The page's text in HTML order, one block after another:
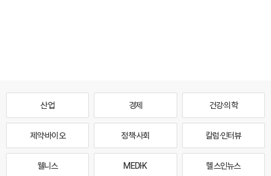
산업 경제 건강·의학
제약·바이오 정책·사회 칼럼·인터뷰
웰니스 MEDI·K 헬스인뉴스